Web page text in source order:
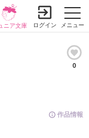
メニュー
ニア文庫 ログイン
0
作品情報